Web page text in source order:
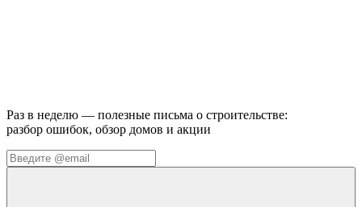
Раз в неделю — полезные письма о строительстве:
разбор ошибок, обзор домов и акции